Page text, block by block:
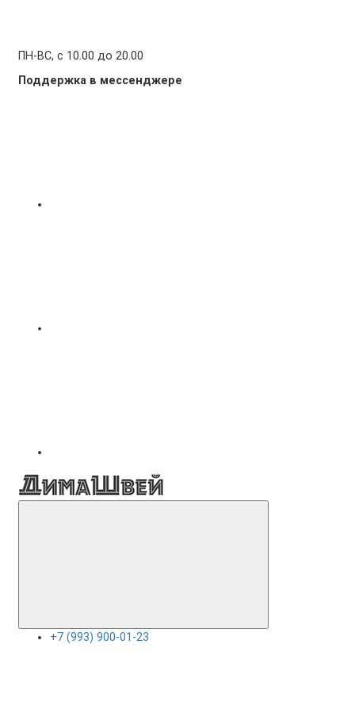
ПН-ВС, с 10.00 до 20.00
Поддержка в мессенджере
+7 (993) 900-01-23